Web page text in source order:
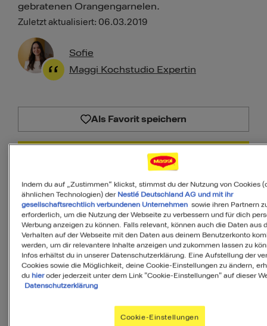
gebratenen Orangengarnelen.
Zuletzt aktualisiert: 06.03.2019
Sofie
Maggi Kochstudio Expertin
Als Favorit speichern
PDF
Zutaten
6Portionen
Garnelen, tiefgefroren u.
geschält
Indem du auf „Zustimmen“ klickst, stimmst du der Nutzung von Cookies
ähnlichen Technologien) der Nestlé Deutschland AG und mit ihr
gesellschaftsrechtlich verbundenen Unternehmensowie ihren Partnern
erforderlich, um die Nutzung der Webseite zu verbessern und für dich
Werbung anzeigen zu können. Falls relevant, können auch die Daten aus
Verhalten auf der Webseite mit den Daten aus deinem Benutzerkonto
werden, um dir relevantere Inhalte anzeigen und zukommen lassen zu
Infos erhältst du in unserer Datenschutzerklärung. Eine Aufstellung der
Cookies sowie die Möglichkeit, deine Cookie-Einstellungen zu ändern,
du hieroder jederzeit unter dem Link "Cookie-Einstellungen" auf dieser
Datenschutzerklärung
Cookie-Einstellungen